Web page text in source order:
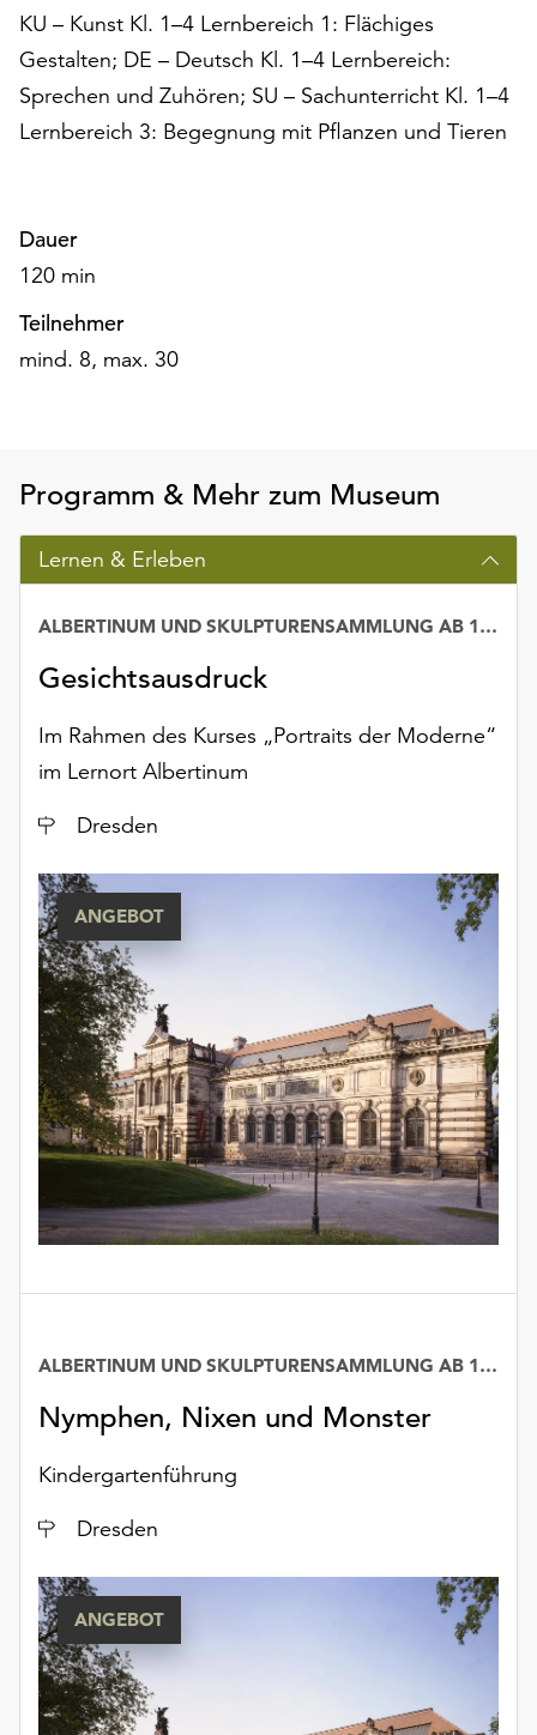
widerrufen.
Dafür
steht
Ihnen
am
die
Schaltfläche
Einstellungen“
zur
auch
Ihr
Einverständnis
ausgeführt.
Möchten
die
verwendeten
Cookies
anpassen,
erreichen
Sie
die
Einstellungen
über
die
Schaltfläche
„Auswählen“.
Weitere
Informationen
finden
Sie
unserer
Datenschutzerklärung
dem
KU – Kunst Kl. 1–4 Lernbereich 1: Flächiges
Gestalten; DE – Deutsch Kl. 1–4 Lernbereich:
Sprechen und Zuhören; SU – Sachunterricht Kl. 1–4
Lernbereich 3: Begegnung mit Pflanzen und Tieren
Dauer
120 min
Teilnehmer
mind. 8, max. 30
Programm & Mehr zum Museum
Lernen & Erleben
Gesichtsausdruck
ALBERTINUM UND SKULPTURENSAMMLUNG AB 1800
Im Rahmen des Kurses „Portraits der Moderne“
im Lernort Albertinum
Ort
Dresden
ANGEBOT
Nymphen, Nixen und Monster
ALBERTINUM UND SKULPTURENSAMMLUNG AB 1800
Kindergartenführung
Ort
Dresden
ANGEBOT